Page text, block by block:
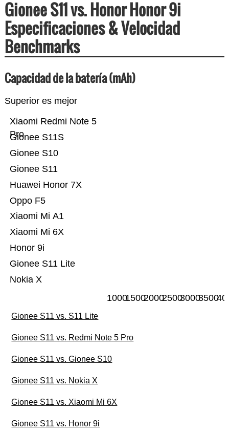
Gionee S11 vs. Honor Honor 9i
Especificaciones & Velocidad
Benchmarks
Capacidad de la batería (mAh)
Superior es mejor
Nokia X
Gionee S11 Lite
Honor 9i
Xiaomi Mi 6X
Xiaomi Mi A1
Oppo F5
Huawei Honor 7X
Gionee S11
Gionee S10
Gionee S11S
Xiaomi Redmi Note 5
Pro
100015002000250030003500
Gionee S11 vs. S11 Lite
Gionee S11 vs. Redmi Note 5 Pro
Gionee S11 vs. Gionee S10
Gionee S11 vs. Nokia X
Gionee S11 vs. Xiaomi Mi 6X
Gionee S11 vs. Honor 9i